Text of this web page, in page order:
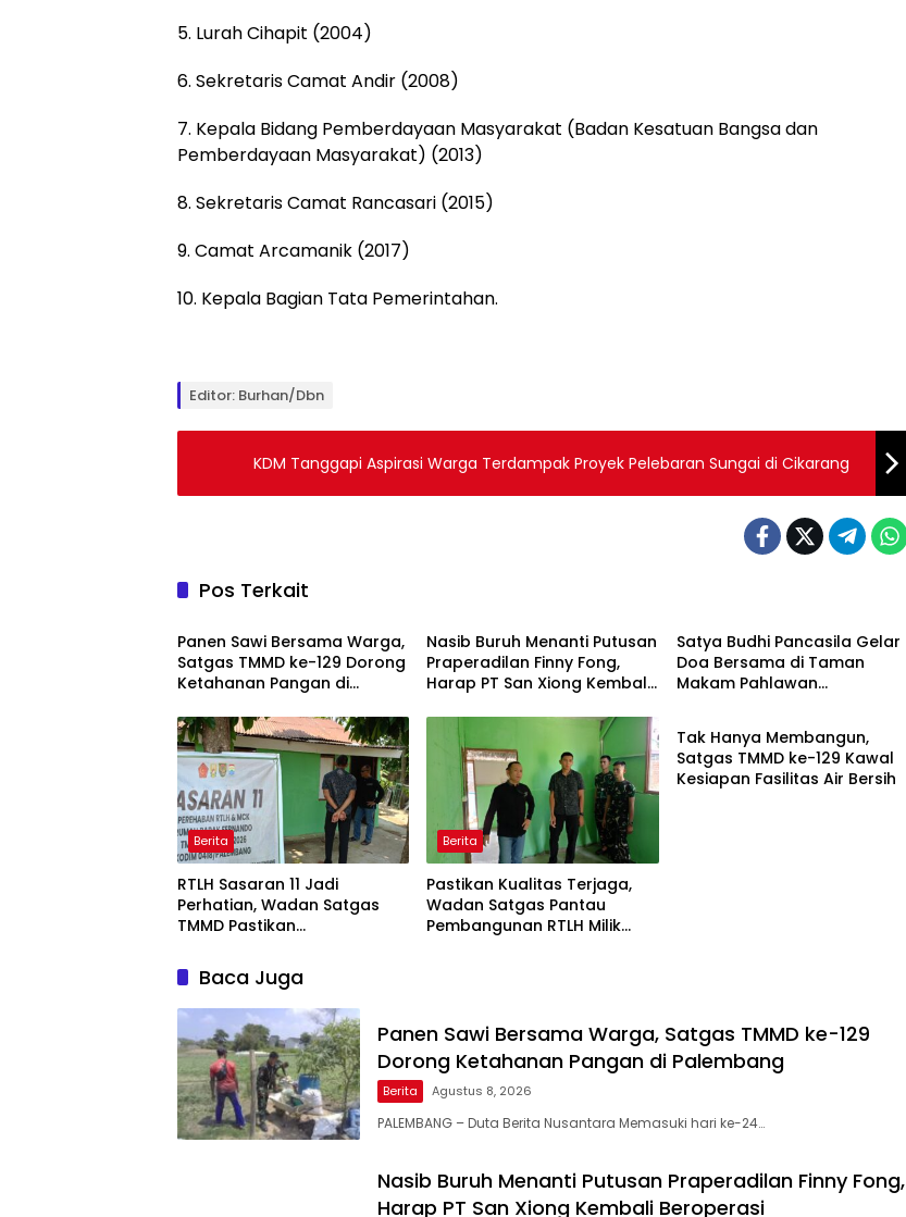
5. Lurah Cihapit (2004)
6. Sekretaris Camat Andir (2008)
7. Kepala Bidang Pemberdayaan Masyarakat (Badan Kesatuan Bangsa dan
Pemberdayaan Masyarakat) (2013)
8. Sekretaris Camat Rancasari (2015)
9. Camat Arcamanik (2017)
10. Kepala Bagian Tata Pemerintahan.
Editor: Burhan/Dbn
KDM Tanggapi Aspirasi Warga Terdampak Proyek Pelebaran Sungai di Cikarang
Pos Terkait
Berita
Panen Sawi Bersama Warga,
Satgas TMMD ke-129 Dorong
Ketahanan Pangan di
Nasib Buruh Menanti Putusan
Praperadilan Finny Fong,
Harap PT San Xiong Kembali
Satya Budhi Pancasila Gelar
Doa Bersama di Taman
Makam Pahlawan
Berita
RTLH Sasaran 11 Jadi
Perhatian, Wadan Satgas
TMMD Pastikan
Sesuai Target
Berita
Pastikan Kualitas Terjaga,
Wadan Satgas Pantau
Pembangunan RTLH Milik
Berita
Tak Hanya Membangun,
Satgas TMMD ke-129 Kawal
Kesiapan Fasilitas Air Bersih
Baca Juga
Panen Sawi Bersama Warga, Satgas TMMD ke-129
Dorong Ketahanan Pangan di Palembang
Berita Agustus 8, 2026
PALEMBANG – Duta Berita Nusantara Memasuki hari ke-24…
Nasib Buruh Menanti Putusan Praperadilan Finny Fong,
Harap PT San Xiong Kembali Beroperasi